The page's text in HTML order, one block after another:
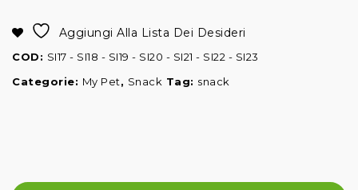
Aggiungi Alla Lista Dei Desideri
COD: SI17 - SI18 - SI19 - SI20 - SI21 - SI22 - SI23
Categorie: My Pet, Snack Tag: snack